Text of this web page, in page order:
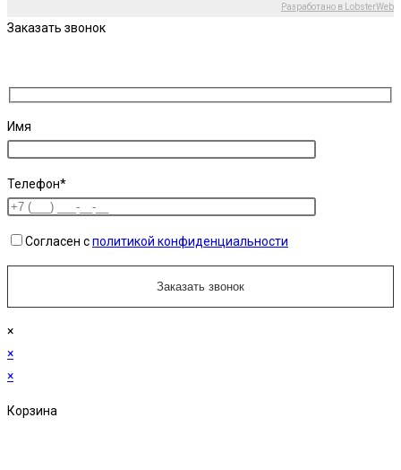
Разработано в LobsterWeb
Заказать звонок
Имя
Телефон*
Согласен сполитикой конфиденциальности
×
×
×
Корзина